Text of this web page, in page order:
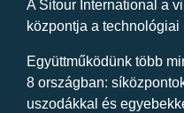
A Sitour International a
központja a
Együttműködünk több
8 országban:
uszodákkal és